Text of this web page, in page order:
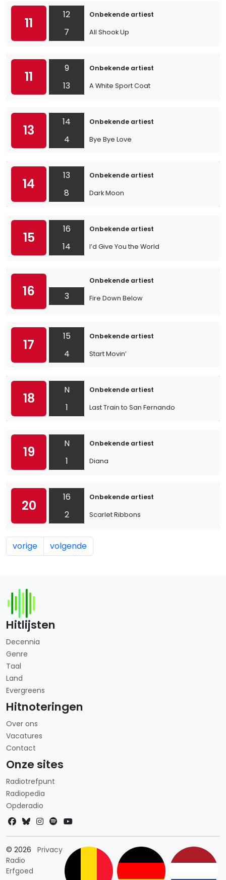
11
12
7
Onbekende artiest
All Shook Up
11
9
13
Onbekende artiest
A White Sport Coat
13
14
4
Onbekende artiest
Bye Bye Love
14
13
8
Onbekende artiest
Dark Moon
15
16
14
Onbekende artiest
I’d Give You the World
16 3
Onbekende artiest
Fire Down Below
17
15
4
Onbekende artiest
Start Movin’
18
N
1
Onbekende artiest
Last Train to San Fernando
19
N
1
Onbekende artiest
Diana
20
16
2
Onbekende artiest
Scarlet Ribbons
vorige volgende
Hitlijsten
Decennia
Genre
Taal
Land
Evergreens
Hitnoteringen
Over ons
Vacatures
Contact
Onze sites
Radiotrefpunt
Radiopedia
Opderadio
© 2026
Radio
Erfgoed
PrivacyLandkeuze